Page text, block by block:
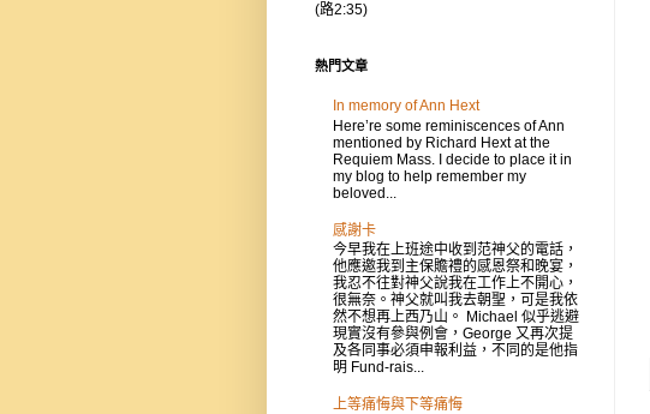
(路2:35)
熱門文章
In memory of Ann Hext
Here’re some reminiscences of Ann
mentioned by Richard Hext at the
Requiem Mass. I decide to place it in
my blog to help remember my
beloved...
感謝卡
今早我在上班途中收到范神父的電話，
他應邀我到主保贍禮的感恩祭和晚宴，
我忍不往對神父說我在工作上不開心，
很無奈。神父就叫我去朝聖，可是我依
然不想再上西乃山。 Michael 似乎逃避
現實沒有參與例會，George 又再次提
及各同事必須申報利益，不同的是他指
明 Fund-rais...
上等痛悔與下等痛悔